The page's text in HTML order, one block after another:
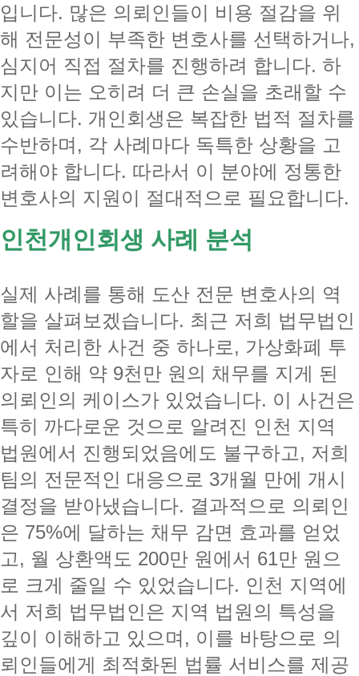
입니다. 많은 의뢰인들이 비용 절감을 위
해 전문성이 부족한 변호사를 선택하거나,
심지어 직접 절차를 진행하려 합니다. 하
지만 이는 오히려 더 큰 손실을 초래할 수
있습니다. 개인회생은 복잡한 법적 절차를
수반하며, 각 사례마다 독특한 상황을 고
려해야 합니다. 따라서 이 분야에 정통한
변호사의 지원이 절대적으로 필요합니다.
인천개인회생 사례 분석
실제 사례를 통해 도산 전문 변호사의 역
할을 살펴보겠습니다. 최근 저희 법무법인
에서 처리한 사건 중 하나로, 가상화폐 투
자로 인해 약 9천만 원의 채무를 지게 된
의뢰인의 케이스가 있었습니다. 이 사건은
특히 까다로운 것으로 알려진 인천 지역
법원에서 진행되었음에도 불구하고, 저희
팀의 전문적인 대응으로 3개월 만에 개시
결정을 받아냈습니다. 결과적으로 의뢰인
은 75%에 달하는 채무 감면 효과를 얻었
고, 월 상환액도 200만 원에서 61만 원으
로 크게 줄일 수 있었습니다. 인천 지역에
서 저희 법무법인은 지역 법원의 특성을
깊이 이해하고 있으며, 이를 바탕으로 의
뢰인들에게 최적화된 법률 서비스를 제공